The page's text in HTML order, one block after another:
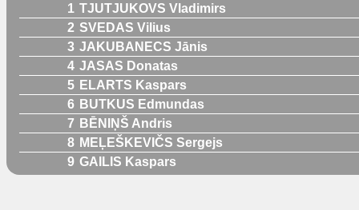
1 TJUTJUKOVS Vladimirs
2 SVEDAS Vilius
3 JAKUBANECS Jānis
4 JASAS Donatas
5 ELARTS Kaspars
6 BUTKUS Edmundas
7 BĒNIŅŠ Andris
8 MEĻEŠKEVIČS Sergejs
9 GAILIS Kaspars